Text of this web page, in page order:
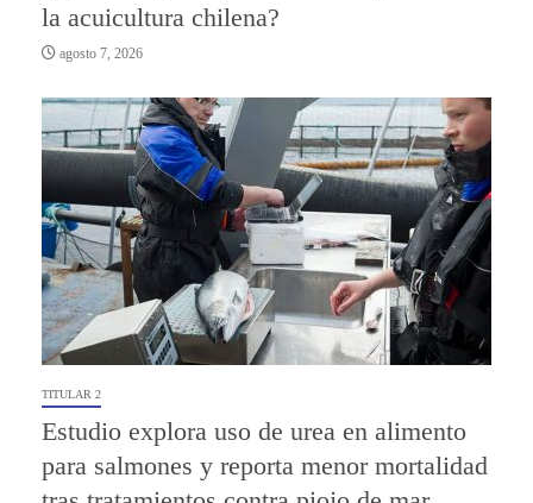
la acuicultura chilena?
agosto 7, 2026
TITULAR 2
Estudio explora uso de urea en alimento
para salmones y reporta menor mortalidad